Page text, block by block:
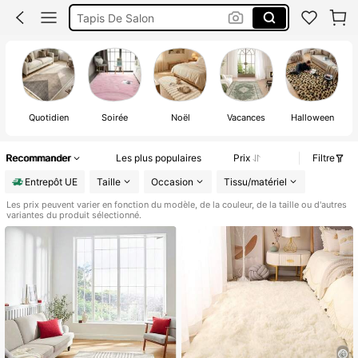
Tapis Chambre D’enfant
Tapis
Quotidien Soirée Noël Vacances Halloween
Recommander Les plus populaires Prix
Filtre
Entrepôt UE
Taille Occasion Tissu/matériel
Les prix peuvent varier en fonction du modèle, de la couleur, de la taille ou d'autres
variantes du produit sélectionné.